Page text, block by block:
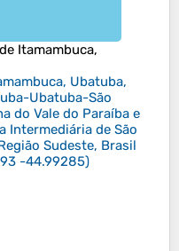
Itamambuca,
Ubatuba,
Ubatuba-São
do Vale do Paraíba e
Intermediária de São
Sudeste, Brasil
-44.99285)